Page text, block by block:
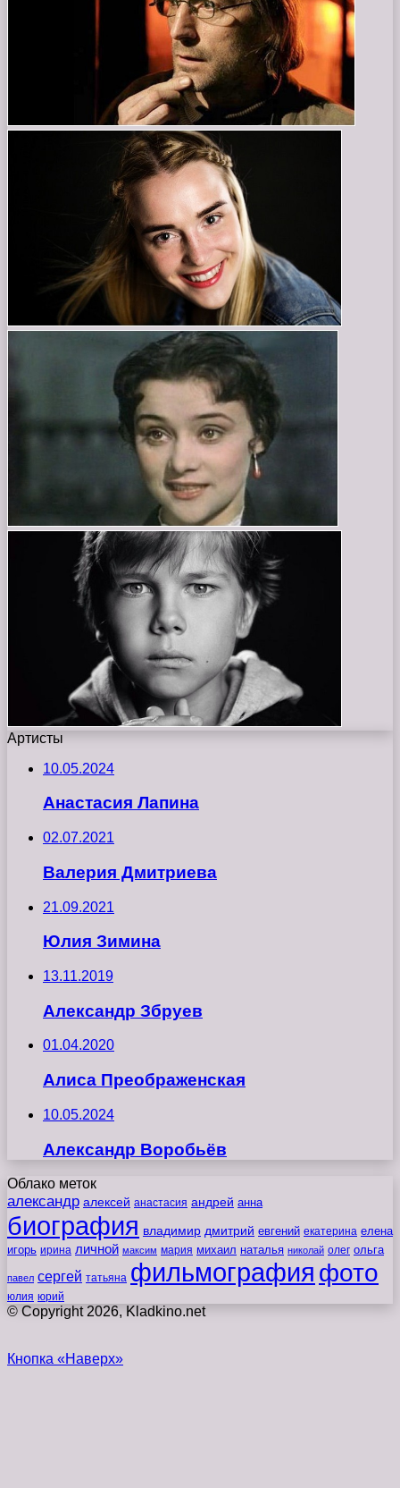
Артисты
10.05.2024
Анастасия Лапина
02.07.2021
Валерия Дмитриева
21.09.2021
Юлия Зимина
13.11.2019
Александр Збруев
01.04.2020
Алиса Преображенская
10.05.2024
Александр Воробьёв
Облако меток
александр алексей анастасия андрей анна
биография владимир дмитрий евгений екатерина елена
игорь ирина личной максим мария михаил наталья николай олег ольга
павел сергей татьяна фильмография фото
юлия юрий
© Copyright 2026, Kladkino.net
Кнопка «Наверх»